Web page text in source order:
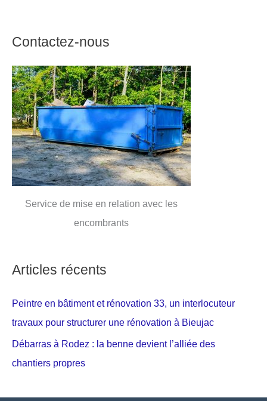
Contactez-nous
Service de mise en relation avec les
encombrants
Articles récents
Peintre en bâtiment et rénovation 33, un interlocuteur
travaux pour structurer une rénovation à Bieujac
Débarras à Rodez : la benne devient l’alliée des
chantiers propres